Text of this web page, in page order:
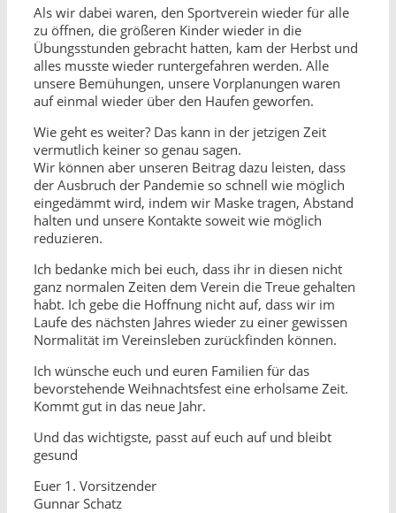
Als wir dabei waren, den Sportverein wieder für alle
zu öffnen, die größeren Kinder wieder in die
Übungsstunden gebracht hatten, kam der Herbst und
alles musste wieder runtergefahren werden. Alle
unsere Bemühungen, unsere Vorplanungen waren
auf einmal wieder über den Haufen geworfen.
Wie geht es weiter? Das kann in der jetzigen Zeit
vermutlich keiner so genau sagen.
Wir können aber unseren Beitrag dazu leisten, dass
der Ausbruch der Pandemie so schnell wie möglich
eingedämmt wird, indem wir Maske tragen, Abstand
halten und unsere Kontakte soweit wie möglich
reduzieren.
Ich bedanke mich bei euch, dass ihr in diesen nicht
ganz normalen Zeiten dem Verein die Treue gehalten
habt. Ich gebe die Hoffnung nicht auf, dass wir im
Laufe des nächsten Jahres wieder zu einer gewissen
Normalität im Vereinsleben zurückfinden können.
Ich wünsche euch und euren Familien für das
bevorstehende Weihnachtsfest eine erholsame Zeit.
Kommt gut in das neue Jahr.
Und das wichtigste, passt auf euch auf und bleibt
gesund
Euer 1. Vorsitzender
Gunnar Schatz